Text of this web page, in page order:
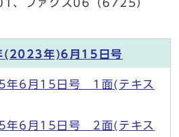
、ファクス06（6725）
(2023年)6月15日号
年6月15日号 1面(テキス
年6月15日号 2面(テキス